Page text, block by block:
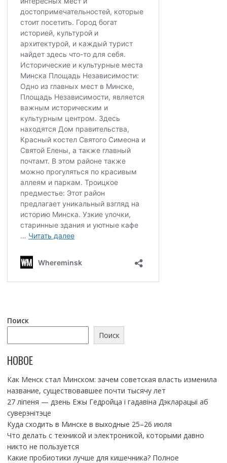
Поиск
Поиск
НОВОЕ
Как Менск стал Минском: зачем советская власть изменила
название, существовавшее почти тысячу лет
27 ліпеня — дзень Ежы Гедройца і гадавіна Дэкларацыі аб
суверэнітэце
Куда сходить в Минске в выходные 25–26 июля
Что делать с техникой и электроникой, которыми давно
никто не пользуется
Какие пробиотики лучше для кишечника? Полное